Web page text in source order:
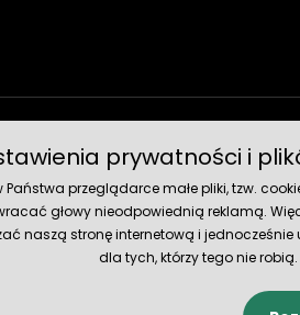
prywatności i
przeglądarce małe pliki, tzw.
głowy nieodpowiednią reklamą.
naszą stronę internetową i
dla tych, którzy tego nie robią.